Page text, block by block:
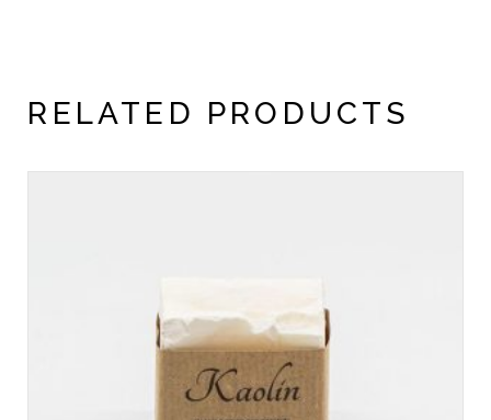
RELATED PRODUCTS